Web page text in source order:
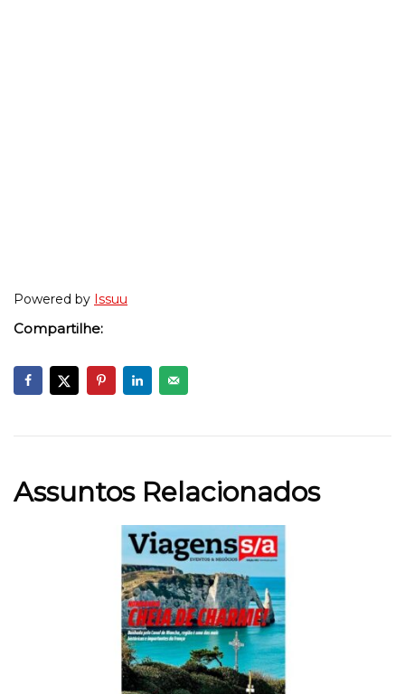
Powered by Issuu
Compartilhe:
Assuntos Relacionados